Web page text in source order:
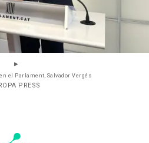
el Parlament, Salvador Vergés
PRESS